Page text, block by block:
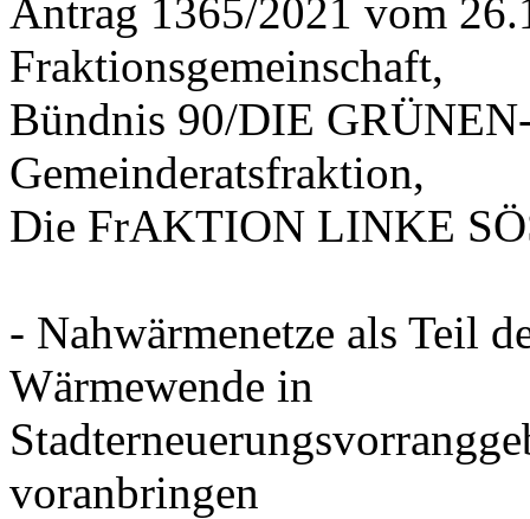
Antrag 1365/2021 vom
Fraktionsgemeinschaft,
Bündnis 90/DIE
Gemeinderatsfraktion,
Die FrAKTION LINKE
- Nahwärmenetze als Teil
Wärmewende in
voranbringen